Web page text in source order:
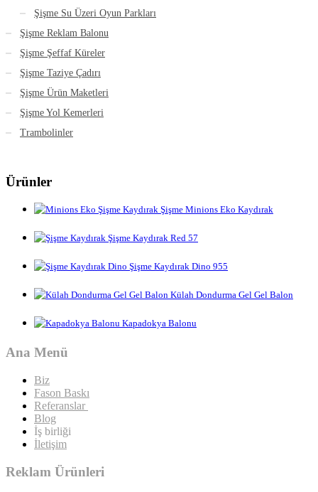
Şişme Su Üzeri Oyun Parkları
Şişme Reklam Balonu
Şişme Şeffaf Küreler
Şişme Taziye Çadırı
Şişme Ürün Maketleri
Şişme Yol Kemerleri
Trambolinler
Ürünler
Şişme Minions Eko Kaydırak
Şişme Kaydırak Red 57
Şişme Kaydırak Dino 955
Külah Dondurma Gel Gel Balon
Kapadokya Balonu
Ana Menü
Biz
Fason Baskı
Referanslar
Blog
İş birliği
İletişim
Reklam Ürünleri